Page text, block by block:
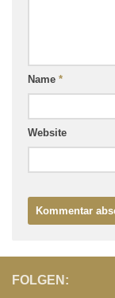
Name *
Website
FOLGEN: